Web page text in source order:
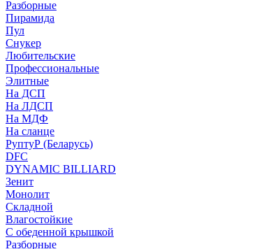
Разборные
Пирамида
Пул
Снукер
Любительские
Профессиональные
Элитные
На ДСП
На ЛДСП
На МДФ
На сланце
РуптуР (Беларусь)
DFC
DYNAMIC BILLIARD
Зенит
Монолит
Складной
Влагостойкие
С обеденной крышкой
Разборные